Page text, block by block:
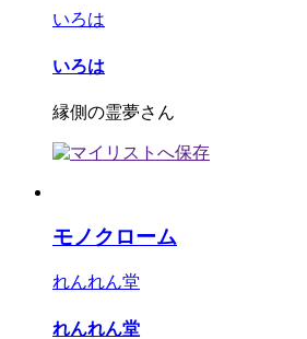
いろは
いろは
縁側の霊夢さん
モノクローム
れんれん堂
れんれん堂